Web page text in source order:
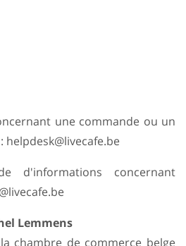
une commande ou un
d'informations concernant
Lemmens
chambre de commerce belge